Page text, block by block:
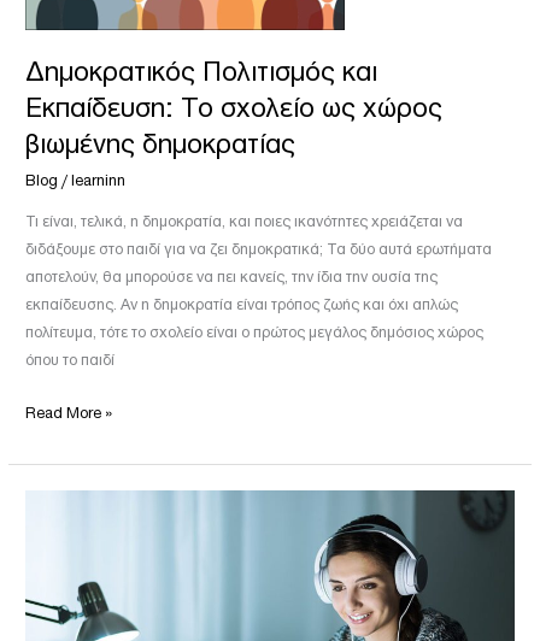
Δημοκρατικός Πολιτισμός και
Εκπαίδευση: Το σχολείο ως χώρος
βιωμένης δημοκρατίας
Blog /learninn
Τι είναι, τελικά, η δημοκρατία, και ποιες ικανότητες χρειάζεται να
διδάξουμε στο παιδί για να ζει δημοκρατικά; Τα δύο αυτά ερωτήματα
αποτελούν, θα μπορούσε να πει κανείς, την ίδια την ουσία της
εκπαίδευσης. Αν η δημοκρατία είναι τρόπος ζωής και όχι απλώς
πολίτευμα, τότε το σχολείο είναι ο πρώτος μεγάλος δημόσιος χώρος
όπου το παιδί
Read More »
βίου